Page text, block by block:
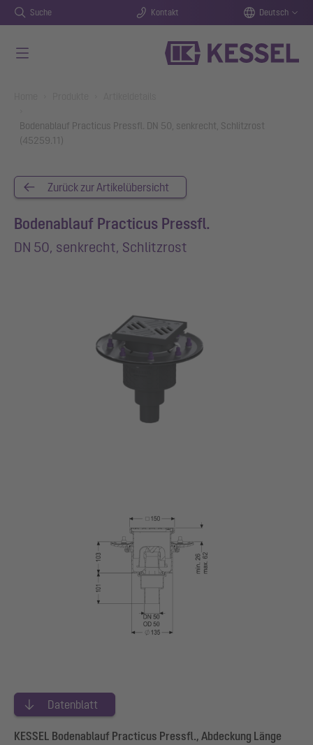
Suche Kontakt Deutsch
Bodenablauf Practicus Pressfl. DN 50, senkrecht, Schlitzrost
(45259.11)
Zurück zur Artikelübersicht
Bodenablauf Practicus Pressfl.
DN 50, senkrecht, Schlitzrost
Datenblatt
KESSEL Bodenablauf Practicus Pressfl., Abdeckung Länge